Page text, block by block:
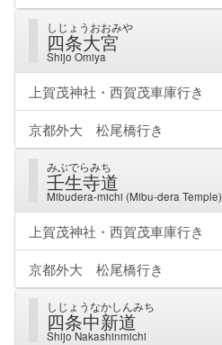
しじょうおおみや
四条大宮
Shijo Omiya
上賀茂神社・西賀茂車庫行き
京都外大 松尾橋行き
みぶでらみち
壬生寺道
Mibudera-michi (Mibu-dera Temple)
上賀茂神社・西賀茂車庫行き
京都外大 松尾橋行き
しじょうなかしんみち
四条中新道
Shijo Nakashinmichi